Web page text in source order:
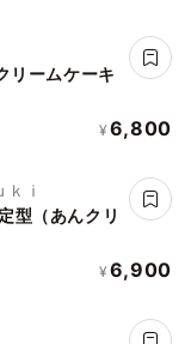
リームケーキ
¥ 6,800
ｉ
型（あんクリ
¥ 6,900